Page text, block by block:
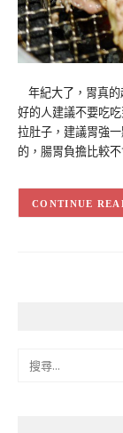
年紀大了，胃真的
好的人建議不要吃
拉肚子，建議胃強
的，腸胃負擔比較
CONTINUE